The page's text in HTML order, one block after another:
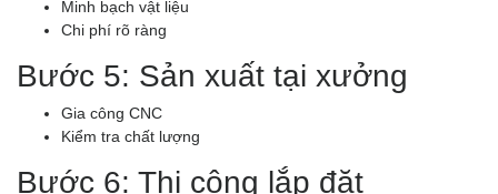
Minh bạch vật liệu
Chi phí rõ ràng
Bước 5: Sản xuất tại xưởng
Gia công CNC
Kiểm tra chất lượng
Bước 6: Thi công lắp đặt